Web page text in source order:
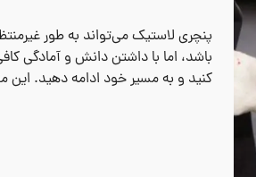
پنچری لاستیک می‌تواند به طور
باشد، اما با داشتن دانش و آمادگی
کنید و به مسیر خود ادامه دهید. این